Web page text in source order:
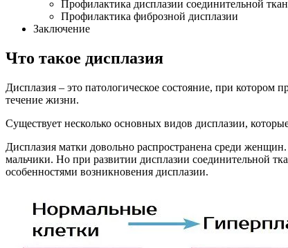
Профилактика дисплазии соединительной
Профилактика фиброзной дисплазии
Заключение
Что такое дисплазия
Дисплазия – это патологическое состояние, при котором
течение жизни.
Существует несколько основных видов дисплазии,
Дисплазия матки довольно распространена среди
мальчики. Но при развитии дисплазии соединительной
особенностями возникновения дисплазии.